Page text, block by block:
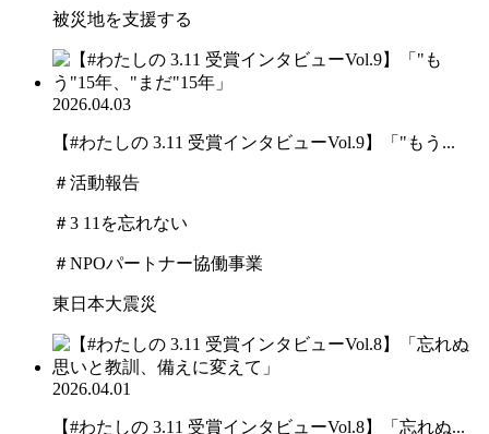
被災地を支援する
2026.04.03
【#わたしの 3.11 受賞インタビューVol.9】「"もう...
＃活動報告
＃3 11を忘れない
＃NPOパートナー協働事業
東日本大震災
2026.04.01
【#わたしの 3.11 受賞インタビューVol.8】「忘れぬ...